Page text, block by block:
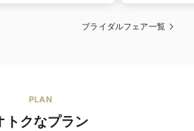
ブライダルフェア一覧
PLAN
トクなプラン